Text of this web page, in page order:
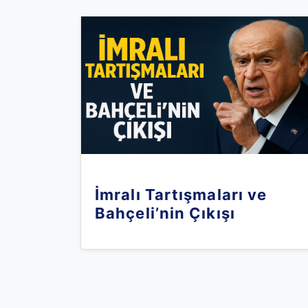
İmralı Tartışmaları ve
Bahçeli’nin Çıkışı